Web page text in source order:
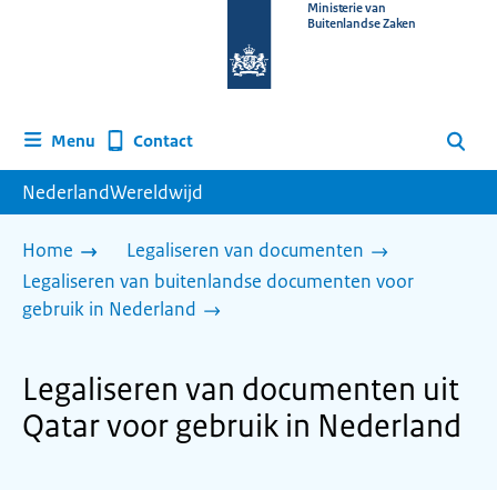
homepage
Ministerie van
Buitenlandse Zaken
Menu Contact Zoeken
NederlandWereldwijd
Home
Legaliseren van documenten
Legaliseren van buitenlandse documenten voor
gebruik in Nederland
Legaliseren van documenten uit
Qatar voor gebruik in Nederland